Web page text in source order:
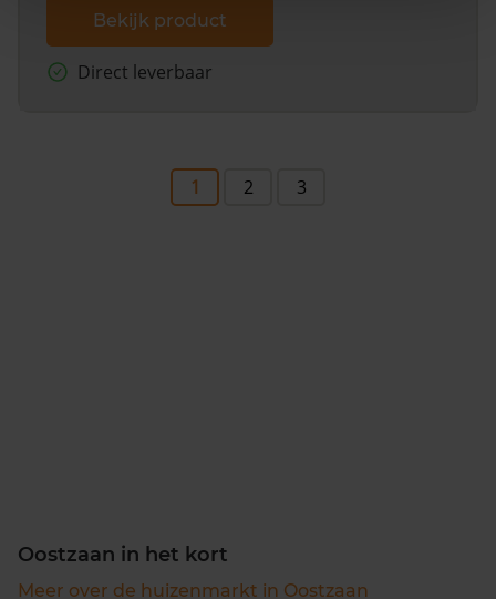
Bekijk product
Direct leverbaar
1 2 3
Oostzaan in het kort
Meer over de huizenmarkt in Oostzaan